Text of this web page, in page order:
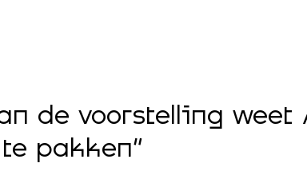
de voorstelling weet
pakken”